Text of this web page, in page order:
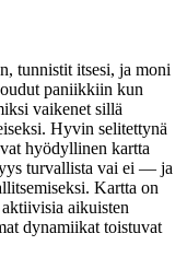
tunnistit itsesi, ja moni
paniikkiin kun
vaikenet sillä
Hyvin selitettynä
hyödyllinen kartta
turvallista vai ei — ja
Kartta on
aikuisten
dynamiikat toistuvat